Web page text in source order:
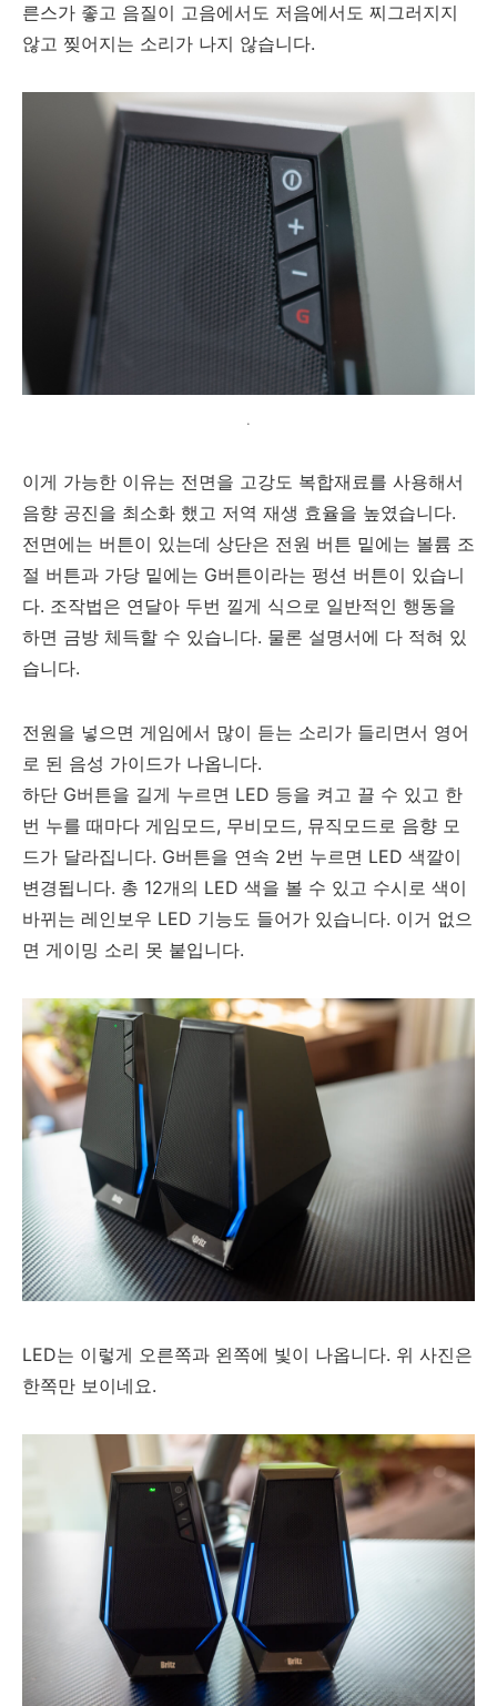
른스가 좋고 음질이 고음에서도 저음에서도 찌그러지지
않고 찢어지는 소리가 나지 않습니다.
.
이게 가능한 이유는 전면을 고강도 복합재료를 사용해서
음향 공진을 최소화 했고 저역 재생 효율을 높였습니다.
전면에는 버튼이 있는데 상단은 전원 버튼 밑에는 볼륨 조
절 버튼과 가당 밑에는 G버튼이라는 펑션 버튼이 있습니
다. 조작법은 연달아 두번 낄게 식으로 일반적인 행동을
하면 금방 체득할 수 있습니다. 물론 설명서에 다 적혀 있
습니다.
전원을 넣으면 게임에서 많이 듣는 소리가 들리면서 영어
로 된 음성 가이드가 나옵니다.
하단 G버튼을 길게 누르면 LED 등을 켜고 끌 수 있고 한
번 누를 때마다 게임모드, 무비모드, 뮤직모드로 음향 모
드가 달라집니다. G버튼을 연속 2번 누르면 LED 색깔이
변경됩니다. 총 12개의 LED 색을 볼 수 있고 수시로 색이
바뀌는 레인보우 LED 기능도 들어가 있습니다. 이거 없으
면 게이밍 소리 못 붙입니다.
LED는 이렇게 오른쪽과 왼쪽에 빛이 나옵니다. 위 사진은
한쪽만 보이네요.